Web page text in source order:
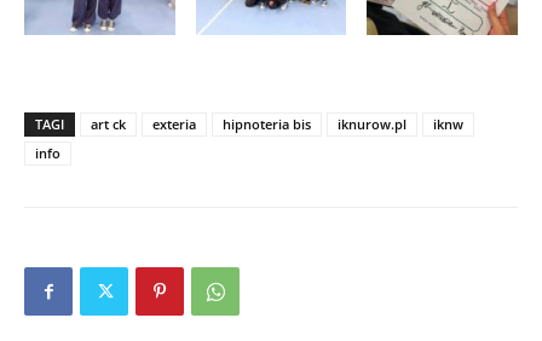
TAGI art ck exteria hipnoteria bis iknurow.pl
iknw
info